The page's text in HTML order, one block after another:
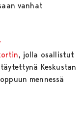
vanhat
, jolla osallistut
Keskustan
mennessä